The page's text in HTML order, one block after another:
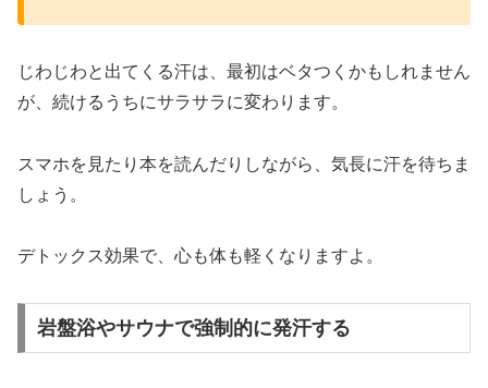
じわじわと出てくる汗は、最初はベタつくかもしれません
が、続けるうちにサラサラに変わります。
スマホを見たり本を読んだりしながら、気長に汗を待ちま
しょう。
デトックス効果で、心も体も軽くなりますよ。
岩盤浴やサウナで強制的に発汗する